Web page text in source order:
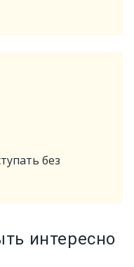
без
интересно